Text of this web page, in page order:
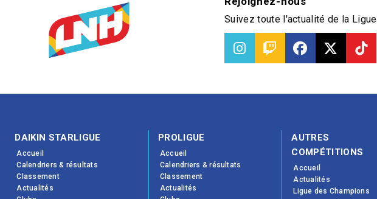
Suivez toute l'actualité de la Ligue
DAIKIN STARLIGUE
Accueil
Calendriers & résultats
Classement
Actualités
PROLIGUE
Accueil
Calendriers & résultats
Classement
Actualités
AUTRES
COMPÉTITIONS
Accueil
Actualités
Ligue des Champions